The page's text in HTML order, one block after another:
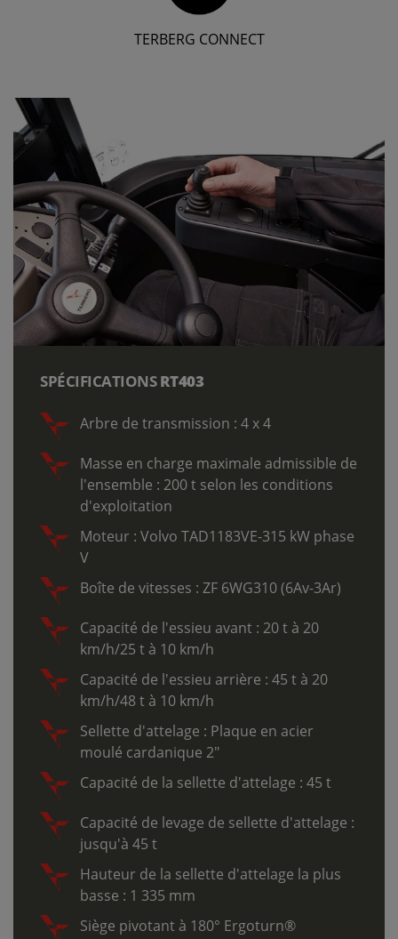
TERBERG CONNECT
SPÉCIFICATIONSRT403
Arbre de transmission : 4 x 4
Masse en charge maximale admissible de
l'ensemble : 200 t selon les conditions
d'exploitation
Moteur : Volvo TAD1183VE-315 kW phase
V
Boîte de vitesses : ZF 6WG310 (6Av-3Ar)
Capacité de l'essieu avant : 20 t à 20
km/h/25 t à 10 km/h
Capacité de l'essieu arrière : 45 t à 20
km/h/48 t à 10 km/h
Sellette d'attelage : Plaque en acier
moulé cardanique 2"
Capacité de la sellette d'attelage : 45 t
Capacité de levage de sellette d'attelage :
jusqu'à 45 t
Hauteur de la sellette d'attelage la plus
basse : 1 335 mm
Siège pivotant à 180° Ergoturn®